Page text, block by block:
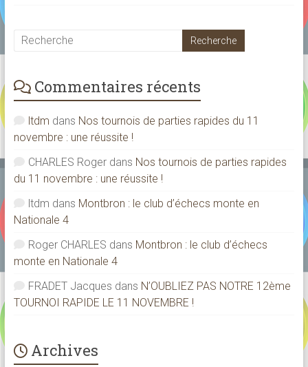
Commentaires récents
ltdm dans Nos tournois de parties rapides du 11
novembre : une réussite !
CHARLES Rogerdans Nos tournois de parties rapides
du 11 novembre : une réussite !
ltdm dans Montbron : le club d’échecs monte en
Nationale 4
Roger CHARLES dans Montbron : le club d’échecs
monte en Nationale 4
FRADET Jacques dans N’OUBLIEZ PAS NOTRE 12ème
TOURNOI RAPIDE LE 11 NOVEMBRE !
Archives